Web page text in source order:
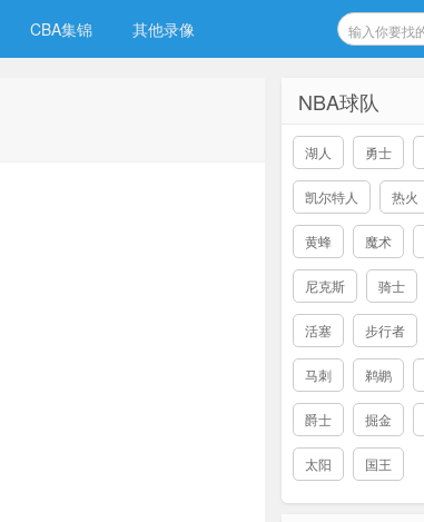
CBA集锦 其他录像
NBA球队
湖人 勇士
凯尔特人 热火
黄蜂 魔术
尼克斯 骑士
活塞 步行者
马刺 鹈鹕
爵士 掘金
太阳 国王